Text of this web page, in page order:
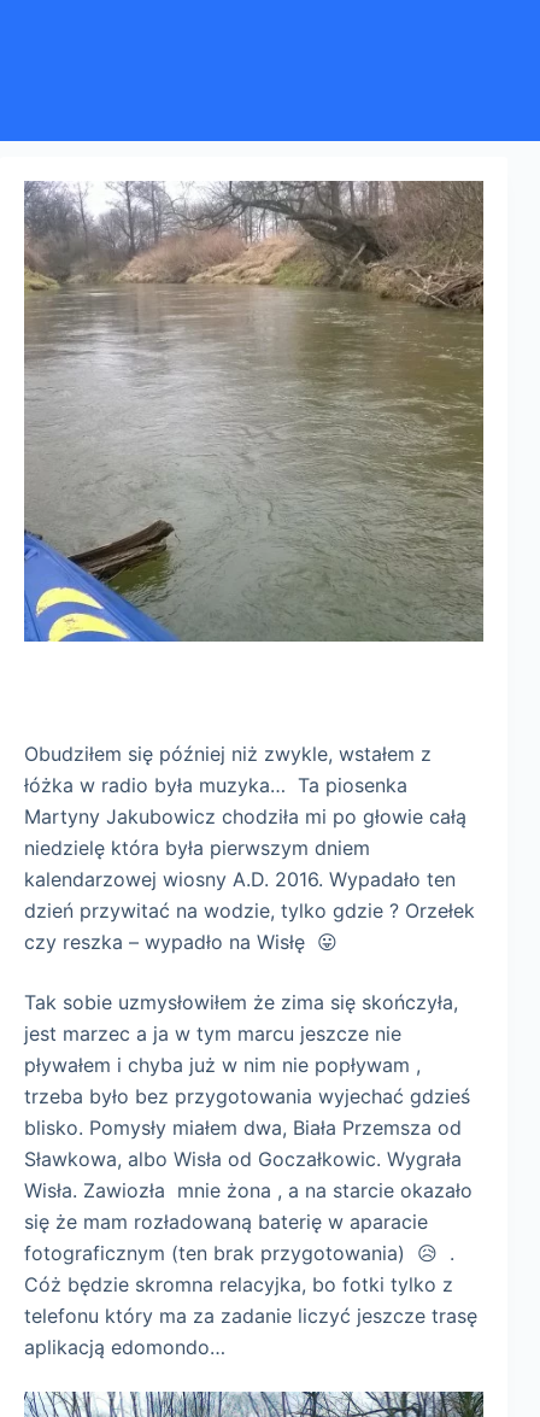
Obudziłem się później niż zwykle, wstałem z
łóżka w radio była muzyka… Ta piosenka
Martyny Jakubowicz chodziła mi po głowie całą
niedzielę która była pierwszym dniem
kalendarzowej wiosny A.D. 2016. Wypadało ten
dzień przywitać na wodzie, tylko gdzie ? Orzełek
czy reszka – wypadło na Wisłę 😛
Tak sobie uzmysłowiłem że zima się skończyła,
jest marzec a ja w tym marcu jeszcze nie
pływałem i chyba już w nim nie popływam ,
trzeba było bez przygotowania wyjechać gdzieś
blisko. Pomysły miałem dwa, Biała Przemsza od
Sławkowa, albo Wisła od Goczałkowic. Wygrała
Wisła. Zawiozła mnie żona , a na starcie okazało
się że mam rozładowaną baterię w aparacie
fotograficznym (ten brak przygotowania) 😥 .
Cóż będzie skromna relacyjka, bo fotki tylko z
telefonu który ma za zadanie liczyć jeszcze trasę
aplikacją edomondo…